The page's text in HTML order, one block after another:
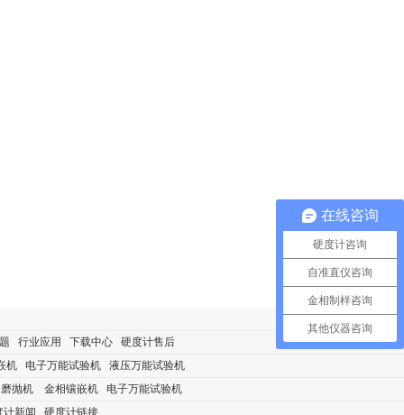
行业应用 下载中心
硬度计售后
机 电子万能试验机
液压万能试验机
抛机 金相镶嵌机
电子万能试验机
计新闻 硬度计链接
在线咨询
硬度计咨询
自准直仪咨询
金相制样咨询
其他仪器咨询